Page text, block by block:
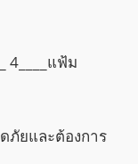
4____แฟ้ม
ภัยและต้องการ